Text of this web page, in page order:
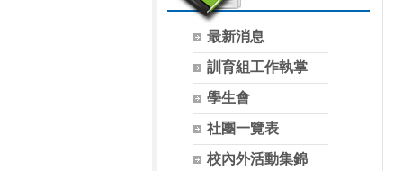
最新消息
訓育組工作執掌
學生會
社團一覽表
校內外活動集錦